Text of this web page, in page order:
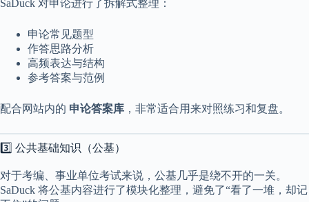
SaDuck 对申论进行了拆解式整理：
申论常见题型
作答思路分析
高频表达与结构
参考答案与范例
配合网站内的 申论答案库 ，非常适合用来对照练习和复盘。
3️⃣ 公共基础知识（公基）
对于考编、事业单位考试来说，公基几乎是绕不开的一关。
SaDuck 将公基内容进行了模块化整理，避免了“看了一堆，却记